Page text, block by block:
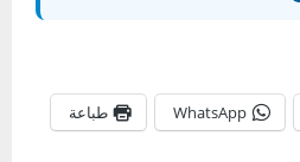
WhatsApp طباعة